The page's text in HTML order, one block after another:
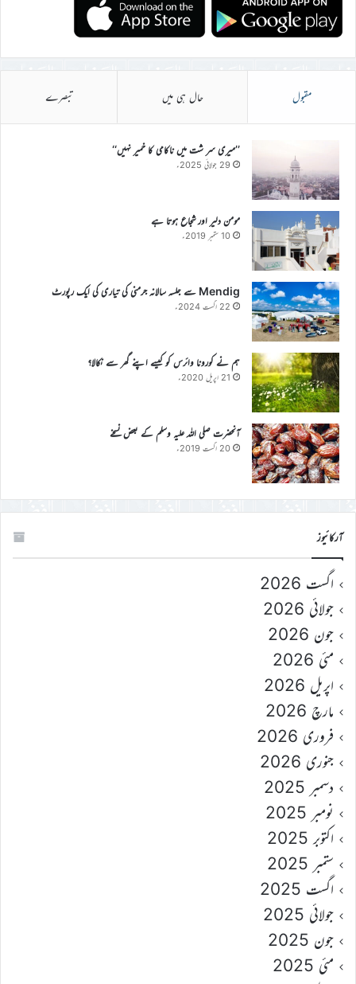
مقبول حال ہی میں تبصرے
’’میری سر شت میں ناکامی کا خمیر نہیں‘‘
29 جولائی 2025ء
مومن دلیر اور شجاع ہوتا ہے
10 ستمبر 2019ء
Mendig سے جلسہ سالانہ جرمنی کی تیاری کی ایک رپورٹ
22 اگست 2024ء
ہم نے کورونا وائرس کو کیسے اپنے گھر سے نکالا؟
21 اپریل 2020ء
آنحضرت صلی اللہ علیہ وسلم کے بعض نسخے
20 اگست 2019ء
آرکائیوز
اگست 2026
جولائی 2026
جون 2026
مئی 2026
اپریل 2026
مارچ 2026
فروری 2026
جنوری 2026
دسمبر 2025
نومبر 2025
اکتوبر 2025
ستمبر 2025
اگست 2025
جولائی 2025
جون 2025
مئی 2025